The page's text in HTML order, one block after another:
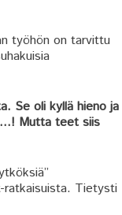
työhön on tarvittu
Se oli kyllä hieno ja
Mutta teet siis
ratkaisuista. Tietysti